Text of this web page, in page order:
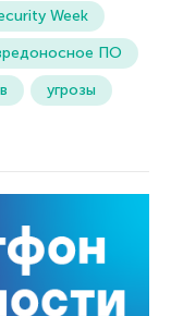
Week
ПО
угрозы